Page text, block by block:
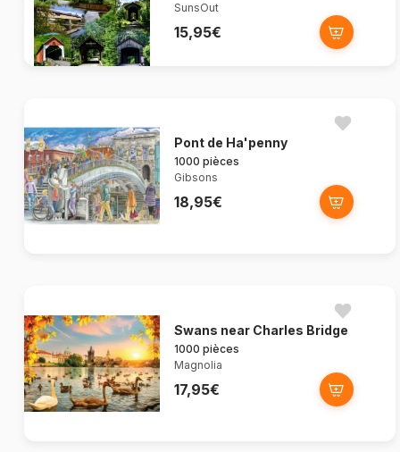
SunsOut
15,95€
Pont de Ha'penny
1000 pièces
Gibsons
18,95€
Swans near Charles Bridge
1000 pièces
Magnolia
17,95€